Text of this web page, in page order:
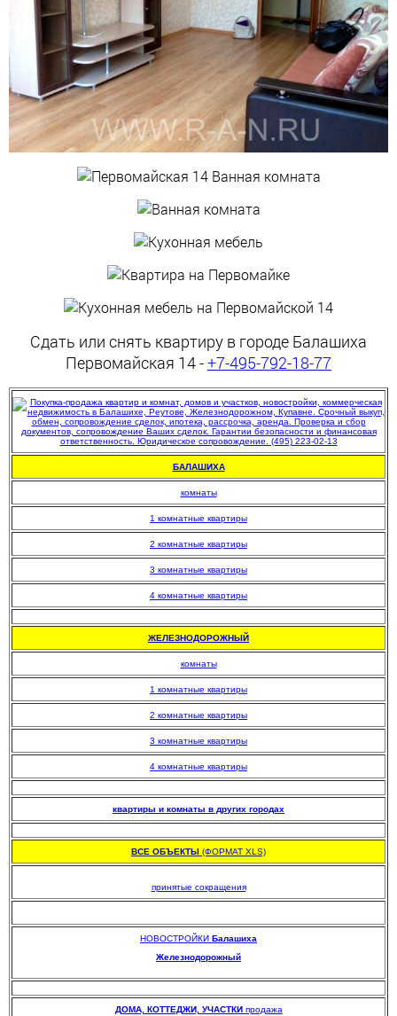
Сдать или снять квартиру в городе Балашиха
Первомайская 14 -+7-495-792-18-77
БАЛАШИХА
комнаты
1 комнатные квартиры
2 комнатные квартиры
3 комнатные квартиры
4 комнатные квартиры
ЖЕЛЕЗНОДОРОЖНЫЙ
комнаты
1 комнатные квартиры
2 комнатные квартиры
3 комнатные квартиры
4 комнатные квартиры
квартиры и комнаты в других городах
ВСЕ ОБЪЕКТЫ (ФОРМАТ XLS)
принятые сокращения
НОВОСТРОЙКИ Балашиха
Железнодорожный
ДОМА, КОТТЕДЖИ, УЧАСТКИ продажа